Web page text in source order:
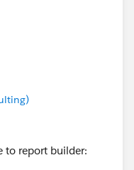
to report builder: